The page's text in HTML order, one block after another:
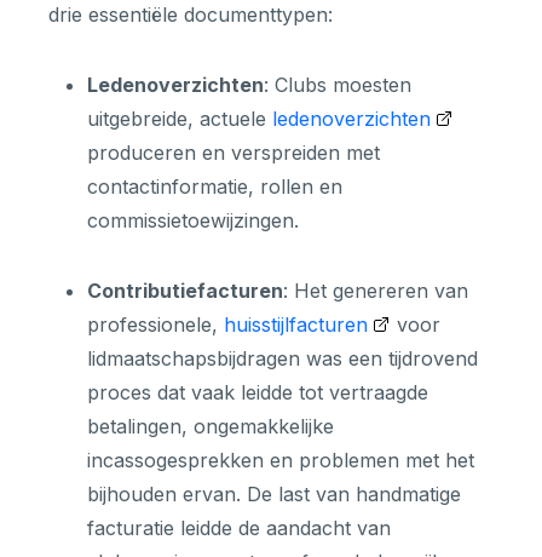
drie essentiële documenttypen:
Ledenoverzichten: Clubs moesten
uitgebreide, actuele ledenoverzichten
produceren en verspreiden met
contactinformatie, rollen en
commissietoewijzingen.
Contributiefacturen: Het genereren van
professionele, huisstijlfacturen
voor
lidmaatschapsbijdragen was een tijdrovend
proces dat vaak leidde tot vertraagde
betalingen, ongemakkelijke
incassogesprekken en problemen met het
bijhouden ervan. De last van handmatige
facturatie leidde de aandacht van